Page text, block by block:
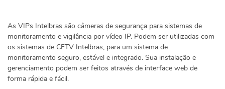
As VIPs Intelbras são câmeras de segurança para sistemas de
monitoramento e vigilância por vídeo IP. Podem ser utilizadas com
os sistemas de CFTV Intelbras, para um sistema de
monitoramento seguro, estável e integrado. Sua instalação e
gerenciamento podem ser feitos através de interface web de
forma rápida e fácil.